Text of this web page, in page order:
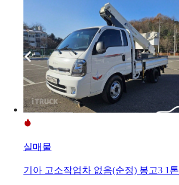
실매물
기아 고소작업차 없음(순정) 봉고3 1톤